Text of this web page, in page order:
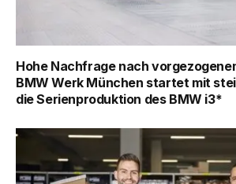
Hohe Nachfrage nach
BMW Werk München startet mit
die Serienproduktion des BMW i3*